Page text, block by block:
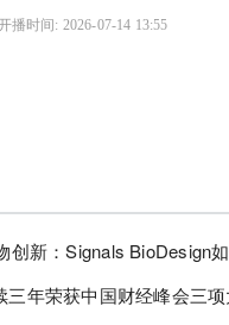
播时间: 2026-07-14 13:55
三年荣获中国财经峰会三项